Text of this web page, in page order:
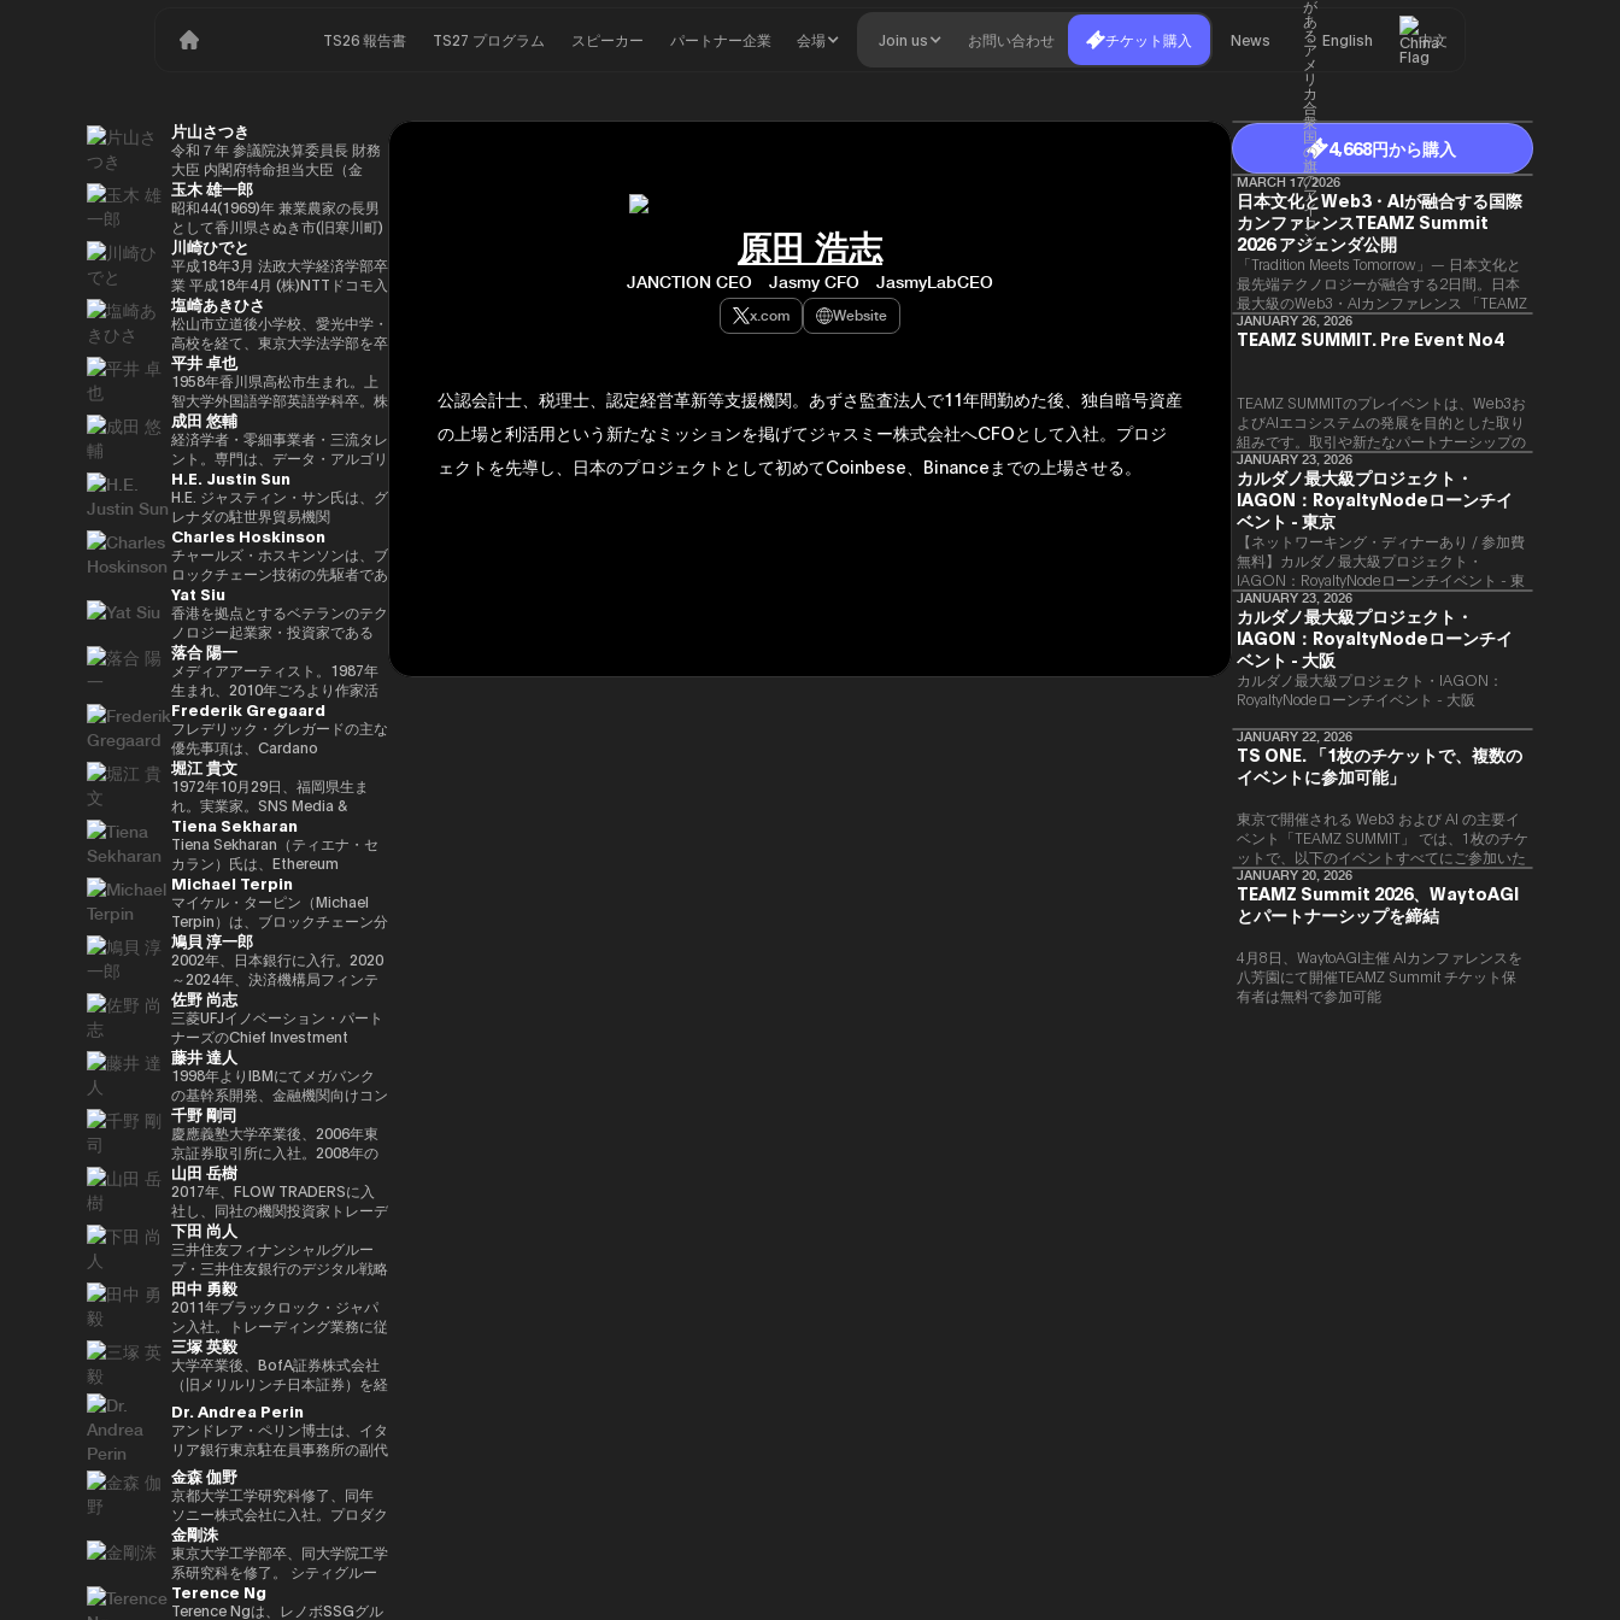
TS26 報告書 TS27 プログラム スピーカー パートナー企業 会場 Join us お問い合わせ チケット購入 News English 中文
片山さつき
令和７年 参議院決算委員長 財務
大臣 内閣府特命担当大臣（金
融） 租税特別措置・補助金見直
し担当 （高市内閣）
玉木 雄一郎
昭和44(1969)年 兼業農家の長男
として香川県さぬき市(旧寒川町)
に生まれる 昭和63(1988)年 高松
高校卒業 平成5(1993)年 東京大
学法学部卒業、同年大蔵省入省
※1 平成9(1997)年 米国ハーバー
ド大学大学院(ケネディースクー
ル)修了 平成17(2005)年 財務省を
退職し、第44回衆院選に立候
補。70,177票を得るも惜敗 平成
21(2009)年 4年間の浪人生活を経
て、第45回衆院選で109,863票を
得て初当選 平成24(2012)年 第46
回衆院選で79,153票を得て2期目
当選 平成26(2014)年 第47回衆院
選で78,797票を得て3期目当選 平
成28(2016)年 民進党代表選に出
馬。党幹事長代理を拝命 平成
29(2017)年 第48回衆院選で
82,345票を得て4期目当選(希望
の党公認、香川2区) 希望の党共
同代表選に出馬。希望の党代表
(11月〜) 平成30(2018)年 国民民
主党共同代表(5月~9月) 国民民主
党代表(9月~) 令和2(2020)年 分党
を経て新国民民主党設立、代表に
就任(9月) 令和3(2021)年 第49回
衆院選で94,530票を得て5期目当
選 令和6(2024)年 第50回衆院選
で89,899票を得て6期目当選
2025.05.01 現在 ※1 1993年4月
~2005年8月 大蔵省(現・財務省)
在職 1997年7月~1999年6月 外務
省出向(中近東第一課) 2000年7月
~2001年6月 金融庁 証券取引等監
視委員会 2001年7月~2002年6月
国税庁 大阪国税局総務課長 2002
年7月~2005年6月 内閣府出向(特
命担当大臣秘書専門官) 2005年7
月~2005年8月 財務省主計局主査
川崎ひでと
平成18年3月 法政大学経済学部卒
業 平成18年4月 (株)NTTドコモ入
社 平成29年8月 衆議院議員川崎
二郎秘書 令和3年10月 第49回衆
議院議員総選挙において初当選
令和6年10月 第50回衆議院議員
総選挙において2期目の当選 令和
6年11月 総務大臣政務官（第二次
石破内閣） 令和7年10月 デジタ
ル大臣政務官、内閣府大臣政務官
（第1次高市内閣） 令和8年2月
デジタル大臣政務官、内閣府大臣
政務官（第2次高市内閣）
塩崎あきひさ
松山市立道後小学校、愛光中学・
高校を経て、東京大学法学部を卒
業後、長島・大野・常松法律事務
所のパートナー弁護士。 2021
年、衆議院総選挙（愛媛1区）に
て初当選。元厚労大臣政務官。党
内では、副幹事長を経験した後、
国会対策副委員長に就任。インテ
リジェンス戦略本部、科学技術イ
ノベーション戦略本部、AI・
Web3小委員会の各事務局長。
平井 卓也
1958年香川県高松市生まれ。上
智大学外国語学部英語学科卒。株
式会社電通、西日本放送代表取締
役社長等を経て、2000年、第42
回衆議院選挙で初当選。以来、連
続10回当選。自民党経産・総務
部会長、政務調査会副会長、内閣
府（IT担当）大臣政務官、国土交
通副大臣、内閣常任委員長等を歴
任し、自民党IT戦略特命委員会委
員長として、自民党のIT政策を主
導。平成30年10月第4次安倍改造
内閣にてIT担当大臣、内閣府特命
担当(科学技術・知的財産戦略・
クールジャパン戦略・宇宙政策)
大臣就任。令和2年菅内閣にてデ
ジタル改革担当大臣就任。令和3
年初代デジタル大臣就任。現在、
デジタル社会推進本部長。
成田 悠輔
経済学者・零細事業者・三流タレ
ント。専門は、データ・アルゴリ
ズム・ポエム・思想を組み合わせ
たビジネスと公共政策の想像とデ
ザイン。多分野の学術誌・学会に
研究を発表、多くの企業や自治体
と共同事業を行う。報道・討論・
お笑い・アート・ファッションな
ど多様な動画や雑誌の企画や出演
にも関わる。著書『22世紀の資
本主義：やがてお金は絶滅する』
『22世紀の民主主義：選挙はア
ルゴリズムになり、政治家はネコ
になる』、番組「成田悠輔と愛す
べき非生産性の世界」「夜明け前
のPLAYERS」「成田悠輔の聞か
れちゃいけない話」「walk」
「書く気がおきない」など。
H.E. Justin Sun
H.E. ジャスティン・サン氏は、グ
レナダの駐世界貿易機関
（WTO）大使および元常駐代表
であり、世界をリードするブロッ
クチェーンおよびDAOである
TRON の創設者、さらに世界最
大級の暗号資産取引所の一つ
HTX のアドバイザーを務めてい
ます。 アリババ創業者ジャッ
ク・マー氏の薫陶を受けた人物と
しても知られ、2025年4月には、
グローバルなデジタル資産業界で
最も著名かつ影響力のある人物の
一人として Forbes誌 の表紙を飾
りました。 また、Forbes「30
Under 30（コンシューマー・テ
クノロジー部門）」に複数回選出
されるなど、国際的に高い評価を
受けています。 2025年8月に
は、Blue Origin の NS-34ミッシ
ョン に搭乗し、世界で712人目の
宇宙飛行士として宇宙へ渡航しま
した。 その関心分野は、テクノ
ロジー、投資、アート、慈善活
動、ゲーム、そして宇宙探査に及
びます。
Charles Hoskinson
チャールズ・ホスキンソンは、ブ
ロックチェーン技術の先駆者であ
り、分散型プラットフォーム「カ
ルダノ（Cardano）」の創設者
です。元々はイーサリアムの共同
創設者の一人でもあり、数理論理
学と暗号学に強い背景を持ってい
ます。カルダノは学術的な研究と
ピアレビューに基づいて開発され
たことが特徴で、金融包摂とスマ
ートコントラクトの普及を目指し
ています。現在はInput Output
Global（IOG）のCEOとしてカ
ルダノの技術開発を主導していま
す。
Yat Siu
香港を拠点とするベテランのテク
ノロジー起業家・投資家である
Yat Siu氏は、Animoca Brands
の共同創業者兼エグゼクティブ・
チェアマンです。Animoca
Brandsは、世界的なブロックチ
ェーンおよびゲーム分野のリーダ
ー企業であり、世界中のゲーマー
やインターネット利用者にデジタ
ル上の財産権を提供することを使
命としています。これにより、新
たな資産クラス、Play-and-Earn
経済、そしてオープン・メタバー
スの構築に寄与する、より公平な
デジタルの枠組みの実現を目指し
ています。 Yat氏は1990年に
Atari Germanyでキャリアをスタ
ートさせました。1995年には香
港に移り、アジア初の無料ウェブ
ページおよび無料メールサービス
提供企業であるHong Kong
Cybercity/Freenationを設立し
ました。1998年には、多言語対
応のホワイトラベルWebサービ
スの先駆者として高く評価された
Outblazeを設立しました。2009
年にはOutblazeのメッセージン
グ事業をIBMに売却し、その後
Outblazeを、デジタルエンター
テインメント分野のサービスや製
品を開発するプロジェクトや企業
を育成するインキュベーターへと
転換しました。そのインキュベー
ト企業のひとつが、2014年に設
立されたAnimoca Brandsです。
2017年には、従来の教育システ
ムではあまり重視されてこなかっ
た発散的思考やデザイン思考など
のスキルを育む放課後型デジタル
ラボ、Dalton Learning Labを設
立しました。また、テクノロジー
における社会的意義のある課題を
研究するOutblazeのリサーチ部
門、ThinkBlazeの創設者でもあ
ります。 2018年以降、Yat氏は
ゲーム業界におけるブロックチェ
ーンおよびNFT（非代替性トーク
ン）の活用を早期から提唱してき
ました。これにより、ゲーマーは
ゲーム内資産やデータ、ひいては
価値そのものを真に所有できるよ
うになると考えられています。分
散型アプリケーションとデジタル
落合 陽一
メディアアーティスト。1987年
生まれ、2010年ごろより作家活
動を始める。境界領域における物
化や変換、質量への憧憬をモチー
フに作品を展開。筑波大学/東京
大学准教授、2025年日本国際博
覧会（大阪・関西万博）テーマ事
業プロデューサー。写真集「質量
への憧憬（amana・2019）」
NFT作品「Re-Digitalization of
Waves(foundation・2021)」な
ど。2016年PrixArsElectronica栄
誉賞 、EUよりSTARTSPrize受
賞、
2019SXSWCreativeExperienceARROWAwards
受賞。Apollo Magazine 40
UNDER 40 ART andTECH、
Asia Digital Art Award優秀賞、
文化庁メディア芸術祭アート部門
審査委員会推薦作品多数。
Frederik Gregaard
フレデリック・グレガードの主な
優先事項は、Cardano
Foundation における導入戦略を
推進し、各ミッションの統合およ
び実行を主導するとともに、
Cardano を活用した包括的かつ
公平な成長を実現するための迅速
な価値創出を可能にすることで
す。 同財団に参画する以前は、
スイスおよびスカンジナビア諸国
において17年以上にわたり、プ
ロフェッショナルサービスおよび
金融業界に従事し、資本市場、デ
ジタル資産運用、プライベートバ
ンキング、トレーディング・イン
フラストラクチャー分野に注力し
てきました。
堀江 貴文
1972年10月29日、福岡県生ま
れ。実業家。SNS Media &
Consulting株式会社 ファウンダ
ー。 現在はロケット開発や、ア
プリのプロデュース、また予防医
療普及協会として予防医療を啓蒙
する等 様々な分野で活動する。
会員制オンラインサロン『堀江貴
文イノベーション大学校
（HIU）』では、700名近い会員
とともに多彩なプロジェクトを展
開している。
http://salon.horiemon.com 著
書 『金を使うならカラダに使
え。』『ＣｈａｔＧＰＴ ｖｓ．
未来のない仕事をする人たち』
『２０３５ １０年後のニッポ
ン ホリエモンの未来予測大全』
など
Tiena Sekharan
Tiena Sekharan（ティエナ・セ
カラン）氏は、Ethereum
Foundationのアジア太平洋
（APAC）地域におけるHead of
Institutionsを務めており、エン
タープライズ分野での導入推進を
通じてEthereumエコシステムの
発展をリードしています。 キャ
リアは伝統的な金融業界からスタ
ートし、Lehman Brothers、
BNP Paribas、JPMorganなどで
要職を歴任しました。 Ethereum
Foundation参画前は、
JPMorganのブロックチェーン部
門であるKinexysに所属し、JPM
CoinやTokenized Depositsなど
のプロダクト推進を担当していま
した。
Michael Terpin
マイケル・ターピン（Michael
Terpin）は、ブロックチェーン分
野の投資およびアドバイザリー会
社 Transform Ventures の創業者
兼CEOであり、また Supercycle
Genesis Partners, LP のCEO兼
最高投資責任者（CIO）を務めて
いる。同ファンドは、ビットコイ
ン専業としては世界初のアルゴリ
ズム型暗号資産ヘッジファンドで
あり、各サイクルの高値でビット
コインを売却し、底値でより多く
を買い戻すという投資仮説を掲げ
ている。 ターピンは35年以上に
わたり連続起業家および投資家と
して活躍してきた、極めて経験豊
富なエグゼクティブであり、数多
くの成功したイグジットを実現し
てきた。その実績を背景に、プエ
ルトリコを拠点とするファミリー
オフィス Transform Capital を
設立している。 また、ビットコ
インの初期投資家かつ思想的リー
ダー（thought leader）として
も知られ、Ethereum や Tether
を含む主要ブロックチェーンプロ
ジェクトの初期マーケティングお
よびアドバイザリーに関与した人
物である。こうした功績から、
CNBC により「クリプト界のゴ
ッドファーザー（the Godfather
of Crypto）」と称されている。
2013年には BitAngels を、2014
年には BitAngels Fund 1 を共同
設立。同ファンドは、イーサリア
ムのクラウドセールにおいて、1
トークン30セントという価格で
100万ドルを投資したことで知ら
鳩貝 淳一郎
2002年、日本銀行に入行。2020
～2024年、決済機構局フィンテ
ックグループ長。2024〜2025
年、FinTech副センター長、デジ
タル通貨検証グループ長。2025
年7月より出向し、現職。2025年
4月より東京大学大学院経済学研
究科CARF招聘研究員。 訳書に
『ビットコインとブロックチェー
ン：暗号通貨を支える技術』
（NTT出版）、『マスタリン
グ・イーサリアム ―スマートコ
ントラクトとDAppの構築』（オ
ライリージャパン）など。共著に
『Web3の未解決問題』（日経
BP）、『Web3・暗号資産 13
人の未来予測』（朝日新聞出
版）。
佐野 尚志
三菱UFJイノベーション・パート
ナーズのChief Investment
Officerとして、AUM 800億円の
ファンドにおいて日・米・アジア
を中心にスタートアップ出資と事
業開発の責任者を担う。MUIP参
画以前は独立系VCのGlobal
Brainにて、国内外スタートアッ
プ投資やCVCの運営に従事。そ
れ以前はソニーにて、技術投資や
JV設立等の新規事業プロジェク
トのファイナンス、またリテール
エナジー事業のカテゴリー責任者
として、海外事業を運営。
藤井 達人
1998年よりIBMにてメガバンク
の基幹系開発、金融機関向けコン
サル業務に従事。 Microsoftを経
てMUFGのイノベーション事業に
参画しDXプロジェクトをリー
ド。 auフィナンシャルホールデ
ィングスにて執行役員チーフデジ
タルオフィサー兼IT統括部長、
Microsoftで業務執行役員 金融イ
ノベーション本部長を務めた後、
現職。 一般社団法人
FINOVATORS設立。2021年より
日本ブロックチェーン協会理事就
任。同志社大卒、東大EMP第17
期修了。
千野 剛司
慶應義塾大学卒業後、2006年東
京証券取引所に入社。2008年の
金融危機以降、債務不履行管理プ
ロセスの改良プロジェクトに参画
し、日本証券クリアリング機構に
てOTCデリバティブ（クレジッ
ト・デフォルト・スワップおよび
金利スワップ）の清算プロジェク
トを主導するとともに、日本取引
所グループの清算決済分野の経営
企画を担当。2016年より
PwCJapanのCEO Office（経営
企画）にて、リーダーシップチー
ムの戦略的な議論をサポート。
2018年7月、世界的な暗号資産取
引所であるKrakenを運営する
Payward, Inc.（米国）に入社
し、金融庁登録に貢献。2020年3
月より同社日本代表就任。 2022
年7月Binance日本代表に就任。
オックスフォード大学経営学修士
（MBA）修了。
山田 岳樹
2017年、FLOW TRADERSに入
社し、同社の機関投資家トレーデ
ィング部門にて、シンガポールお
よび香港支社を拠点にアジアの機
関投資家とのブロック取引を担
当。ETFを中心に外国債券や暗号
資産を含む幅広いプロダクトにお
いて機関投資家に流動性を提供す
る。また日本国内の証券会社、運
用会社、取引所・交換所、電子取
引プラットフォームとのビジネス
開発を担当し、同社の日本関連の
ビジネス全般に携わる。 FLOW
TRADERSは東京証券取引所の
Best Market Makerとして毎年表
彰されるとともに、暗号資産等の
デジタルアセットや海外の暗号資
産ETFも積極的にマーケットメイ
クを行い、上場企業である同社は
伝統金融とデジタルアセット業界
の懸け橋としての強みを持つ。
下田 尚人
三井住友フィナンシャルグルー
プ・三井住友銀行のデジタル戦略
部 部長。デジタルアセットに関
するSMBCグループの取り組みを
取りまとめ。 2025年6月まで日
本銀行決済機構局参事役。決済機
構局では、新しい技術を使った決
済高度化プロジェクトの企画・推
進（Project Agora等）、AIの金
融システムへの影響に関する国際
的検討等に従事。また、BIS決済
市場インフラ委員会（CPMI）、
G7デジタル決済専門家グループ
（2023年共同議長）、金融安定
委員会（FSB）イノベーションネ
ットワーク、BIS・中央銀行
CBDCグループなど、国際的な政
策協議体にも幅広く従事。 日本
銀行では、他に長崎支店長、香港
事務所長、金融機構局国際課長
田中 勇毅
2011年ブラックロック・ジャパ
ン入社。トレーディング業務に従
事後、2024年3月よりブラックロ
ック・グローバル・マーケッツ部
長としてトレーディング、セキュ
リティーズ・レンディング、キャ
ッシュ・マネジメントを統括。ま
たデジタル戦略の分野においても
日本にて従事。2025年1月よりグ
ローバル・プロダクト・ソリュー
ション部を兼務し、同部内でトラ
ンジション・マネジメントを統
括。
三塚 英毅
大学卒業後、BofA証券株式会社
（旧メリルリンチ日本証券）を経
て、BNPパリバ証券株式会社にて
複数の役職を経た後、グローバル
マーケッツ統括本部COOに就
任。Web3企業の Animoca
Brands 株式会社にて創業時より
COOとして参画した後、2024年
3月より現職。
Dr. Andrea Perin
アンドレア・ペリン博士は、イタ
リア銀行東京駐在員事務所の副代
表です。この職務において、日
本、韓国、台湾、オーストラリ
ア、ニュージーランドにおける経
済政策論議ならびにマクロ経済・
金融動向の分析を担当していま
す。また、現地の金融・監督当
局、機関投資家、ビジネスコミュ
ニティとの対話を通じて、イタリ
金森 伽野
京都大学工学研究科修了、同年
ソニー株式会社に入社。プロダク
ト設計開発・商品企画・マーケテ
ィング業務に従事。その後、ネッ
ト証券でフィンテック新規事業立
ち上げ、カスタマーエクスペリエ
ンス、CX戦略推進などを経験。
金剛洙
東京大学工学部卒、同大学院工学
系研究科を修了。 シティグルー
プ証券株式会社に入社し、日本国
債・金利デリバティブのトレーデ
Terence Ng
Terence Ngは、レノボSSGグル
原田 浩志
JANCTION CEO Jasmy CFO JasmyLabCEO
x.com Website
公認会計士、税理士、認定経営革新等支援機関。あずさ監査法人で11年間勤めた後、独自暗号資産
の上場と利活用という新たなミッションを掲げてジャスミー株式会社へCFOとして入社。プロジ
ェクトを先導し、日本のプロジェクトとして初めてCoinbese、Binanceまでの上場させる。
4,668円から購入
MARCH 17, 2026
日本文化とWeb3・AIが融合する国際
カンファレンスTEAMZ Summit
2026 アジェンダ公開
「Tradition Meets Tomorrow」— 日本文化と
最先端テクノロジーが融合する2日間。日本
最大級のWeb3・AIカンファレンス 「TEAMZ
Summit 2026」 が、2026年4月7日・8日に
東京・八芳園にて開催されます。今年のテー
る、特別な2日間となります。このたび、公
式アジェンダが公開されました。（※登壇者
のスケジュール等の都合により、開催までに
内容が変更となる可能性があります。）
JANUARY 26, 2026
TEAMZ SUMMIT. Pre Event No4
TEAMZ SUMMITのプレイベントは、Web3お
よびAIエコシステムの発展を目的とした取り
組みです。​取引や新たなパートナーシップの
90％以上が対面で生まれることから、
TEAMZでは本イベント前に定員制の交流会
を開催し、リラックスした雰囲気の中で質の
高いネットワーキングを促進しています。
JANUARY 23, 2026
カルダノ最大級プロジェクト・
IAGON：RoyaltyNodeローンチイ
ベント - 東京
【ネットワーキング・ディナーあり / 参加費
無料】カルダノ最大級プロジェクト・
IAGON：RoyaltyNodeローンチイベント - 東
京
JANUARY 23, 2026
カルダノ最大級プロジェクト・
IAGON：RoyaltyNodeローンチイ
ベント - 大阪
​カルダノ最大級プロジェクト・IAGON：
RoyaltyNodeローンチイベント - 大阪
JANUARY 22, 2026
TS ONE. 「1枚のチケットで、複数の
イベントに参加可能」
東京で開催される Web3 および AI の主要イ
ベント「TEAMZ SUMMIT」 では、1枚のチケ
ットで、以下のイベントすべてにご参加いた
だけます。
JANUARY 20, 2026
TEAMZ Summit 2026、WaytoAGI
とパートナーシップを締結
4月8日、WaytoAGI主催 AIカンファレンスを
八芳園にて開催TEAMZ Summit チケット保
有者は無料で参加可能